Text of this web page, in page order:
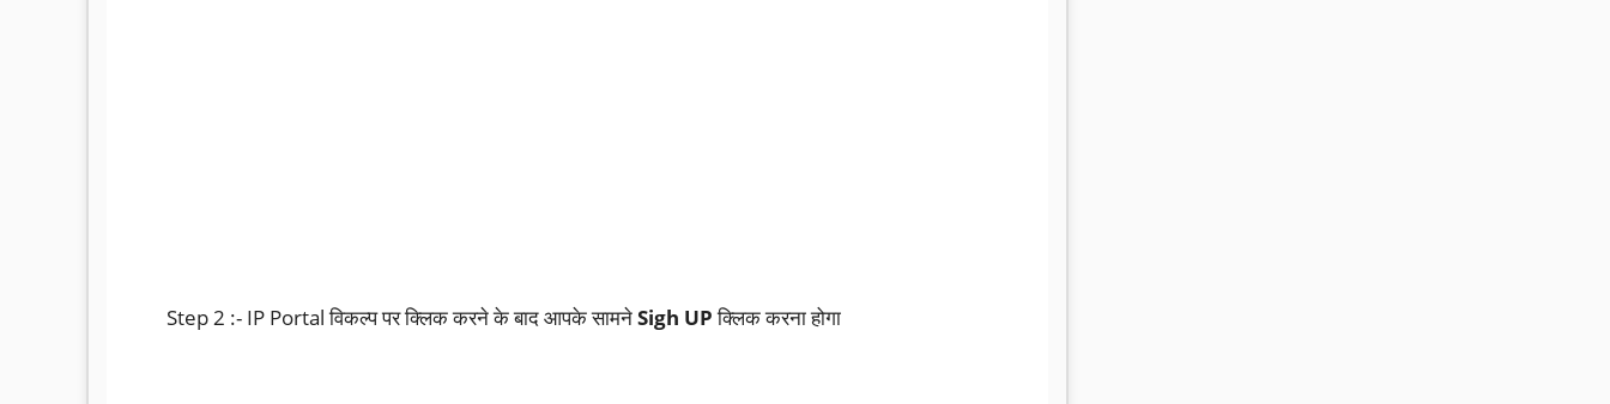
Step 2 :- IP Portal विकल्प पर क्लिक करने के बाद आपके सामनेSigh UPक्लिक करना होगा